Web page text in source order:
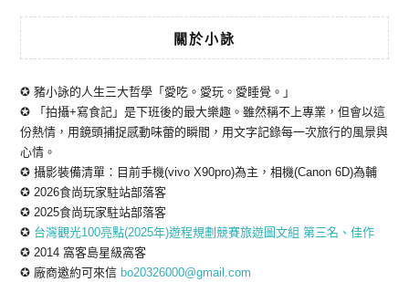
關於小詠
✪ 豬小詠的人生三大哲學「愛吃。愛玩。愛睡覺。」
✪ 「拍攝+寫食記」是下班後的最大樂趣。雖然稱不上專業，但會以這
份熱情，用鏡頭捕捉感動味蕾的瞬間，用文字記錄每一次旅行的風景與
心情。
✪ 攝影裝備清單：目前手機(vivo X90pro)為主，相機(Canon 6D)為輔
✪ 2026食尚玩家駐站部落客
✪ 2025食尚玩家駐站部落客
✪ 台灣觀光100亮點(2025年)遊程規劃競賽旅遊圖文組 第三名、佳作
✪ 2014 窩客島星級窩客
✪ 廠商邀約可來信 bo20326000@gmail.com